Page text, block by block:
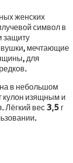
женских
символ в
защиту
мечтающие
для
в небольшом
изящным и
вес 3,5 г